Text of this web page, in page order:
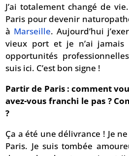
J’ai totalement changé de
Paris pour devenir
à Marseille. Aujourd’hui
vieux port et je n’ai
opportunités
suis ici. C’est bon signe !
Partir de Paris : comment
avez-vous franchi le pas ?
?
Ça a été une délivrance ! Je
Paris. Je suis tombée